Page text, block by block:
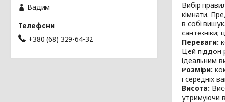
Вибір
кімнати.
в собі
сантехніки;
Переваги:
Цей піддон
ідеальним
Розміри:
і середніх
Висота:
утримуючи
Вадим
+380 (68) 329-64-32